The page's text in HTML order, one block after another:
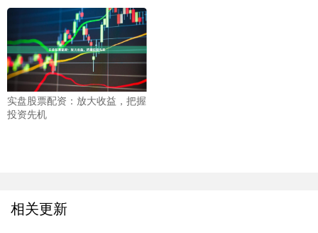
实盘股票配资：放大收益，把握
投资先机
相关更新